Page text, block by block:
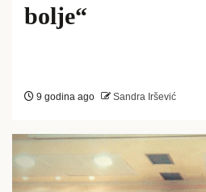
bolje“
9 godina ago Sandra Iršević